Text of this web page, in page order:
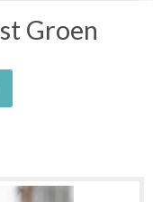
Groen